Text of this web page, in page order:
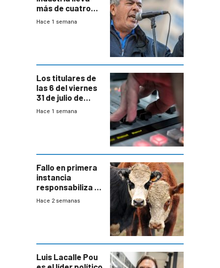
más de cuatro
meses sin
Hace 1 semana
Los titulares de
las 6 del viernes
31 de julio de
2026
Hace 1 semana
Fallo en primera
instancia
responsabiliza al
Estado por falta
Hace 2 semanas
Luis Lacalle Pou